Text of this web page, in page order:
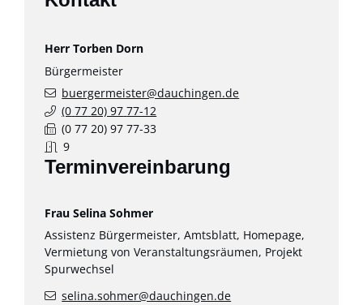
Herr Torben Dorn
Bürgermeister
buergermeister@dauchingen.de
(0 77 20) 97 77-12
(0 77 20) 97 77-33
9
Terminvereinbarung
Frau Selina Sohmer
Assistenz Bürgermeister, Amtsblatt, Homepage,
Vermietung von Veranstaltungsräumen, Projekt
Spurwechsel
selina.sohmer@dauchingen.de